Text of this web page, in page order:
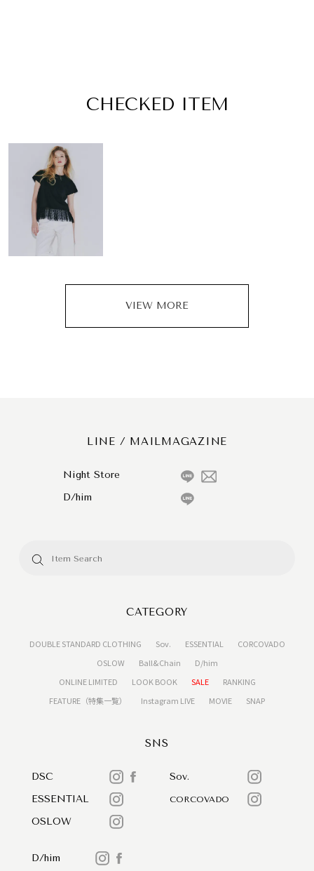
CHECKED ITEM
VIEW MORE
LINE / MAILMAGAZINE
Night Store
D/him
CATEGORY
DOUBLE STANDARD CLOTHING Sov. ESSENTIAL
CORCOVADO
OSLOW
Ball&Chain
D/him
ONLINE LIMITED
LOOK BOOK SALE
RANKING
FEATURE（特集一覧）
Instagram LIVE MOVIE SNAP
SNS
DSC
Sov.
ESSENTIAL
CORCOVADO
OSLOW
D/him